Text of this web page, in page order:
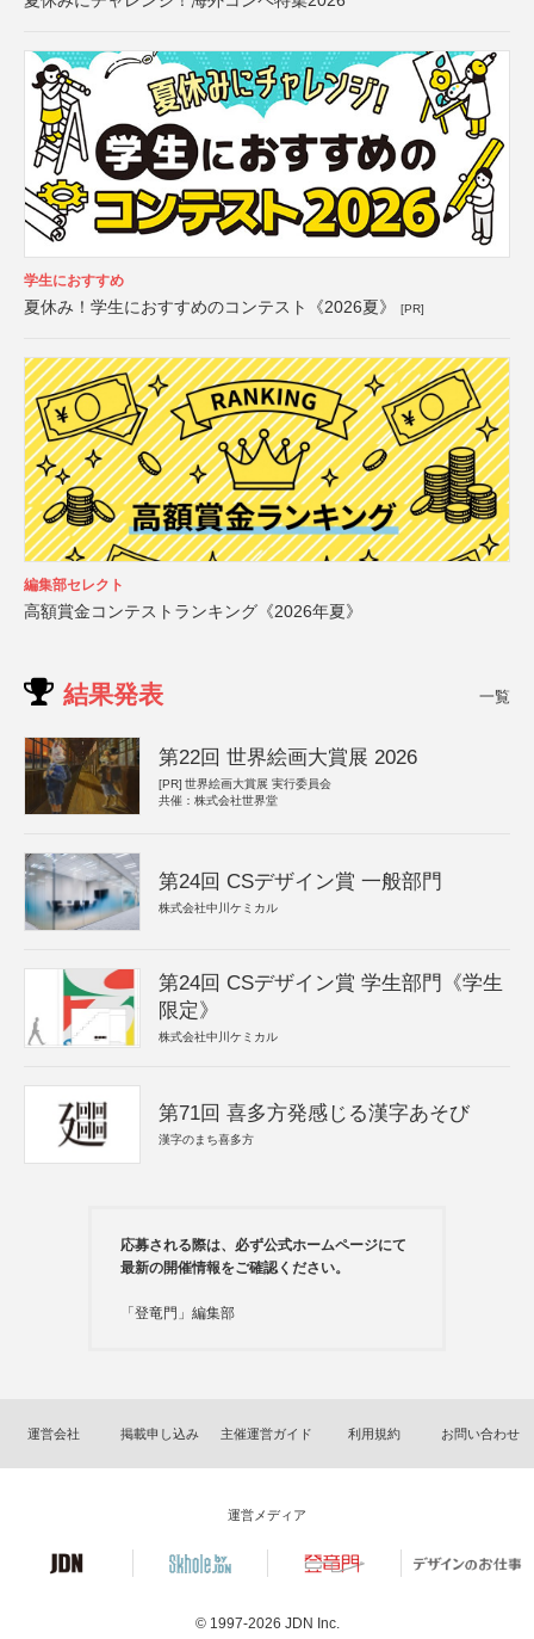
学生におすすめ
夏休み！学生におすすめのコンテスト《2026夏》 [PR]
編集部セレクト
高額賞金コンテストランキング《2026年夏》
結果発表 一覧
第22回 世界絵画大賞展 2026
[PR] 世界絵画大賞展 実行委員会
共催：株式会社世界堂
第24回 CSデザイン賞 一般部門
株式会社中川ケミカル
第24回 CSデザイン賞 学生部門《学生
限定》
株式会社中川ケミカル
第71回 喜多方発感じる漢字あそび
漢字のまち喜多方
応募される際は、必ず公式ホームページにて
最新の開催情報をご確認ください。
「登竜門」編集部
運営会社 掲載申し込み 主催運営ガイド 利用規約 お問い合わせ
運営メディア
© 1997-2026 JDN Inc.